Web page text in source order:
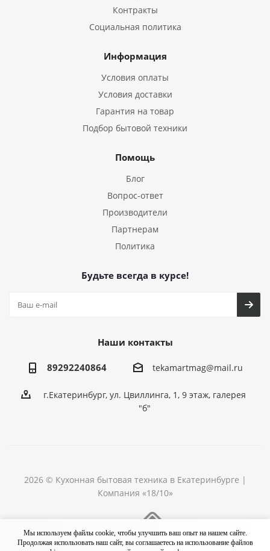
Контракты
Социальная политика
Информация
Условия оплаты
Условия доставки
Гарантия на товар
Подбор бытовой техники
Помощь
Блог
Вопрос-ответ
Производители
Партнерам
Политика
Будьте всегда в курсе!
Наши контакты
89292240864 tekamartmag@mail.ru
г.Екатеринбург, ул. Цвиллинга, 1, 9 этаж, галерея
"б"
2026 © Кухонная бытовая техника в Екатеринбурге |
Компания «18/10»
Мы используем файлы cookie, чтобы улучшить ваш опыт на нашем сайте.
Продолжая использовать наш сайт, вы соглашаетесь на использование файлов